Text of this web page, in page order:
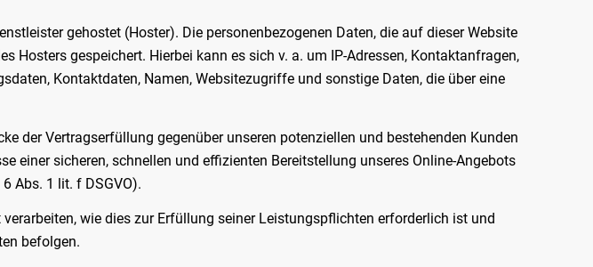
gehostet (Hoster). Die personenbezogenen Daten, die auf dieser Website
Hosters gespeichert. Hierbei kann es sich v. a. um IP-Adressen, Kontaktanfragen,
Kontaktdaten, Namen, Websitezugriffe und sonstige Daten, die über eine
der Vertragserfüllung gegenüber unseren potenziellen und bestehenden Kunden
einer sicheren, schnellen und effizienten Bereitstellung unseres Online-Angebots
Abs. 1 lit. f DSGVO).
wie dies zur Erfüllung seiner Leistungspflichten erforderlich ist und
befolgen.